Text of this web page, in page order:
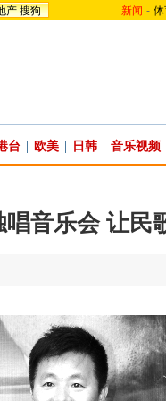
产 搜狗 新闻 -
台 欧美 日韩 音乐视频
音乐会 让民